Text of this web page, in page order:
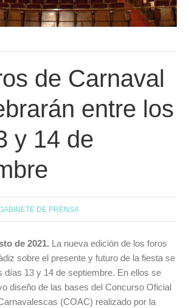
de Carnaval
entre los
y 14 de
DE PRENSA
de 2021. La nueva edición de los foros
sobre el presente y futuro de la fiesta se
días 13 y 14 de septiembre. En ellos se
diseño de las bases del Concurso Oficial
(COAC) realizado por la